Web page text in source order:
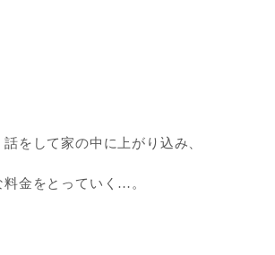
をして家の中に上がり込み、
料金をとっていく…。